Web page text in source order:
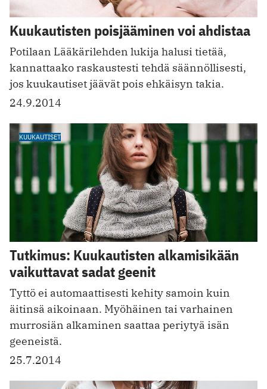
Kuukautisten poisjääminen voi ahdistaa
Potilaan Lääkärilehden lukija halusi tietää,
kannattaako raskaustesti tehdä säännöllisesti,
jos kuukautiset jäävät pois ehkäisyn takia.
24.9.2014
KUUKAUTISET
Tutkimus: Kuukautisten alkamisikään
vaikuttavat sadat geenit
Tyttö ei automaattisesti kehity samoin kuin
äitinsä aikoinaan. Myöhäinen tai varhainen
murrosiän alkaminen saattaa periytyä isän
geeneistä.
25.7.2014